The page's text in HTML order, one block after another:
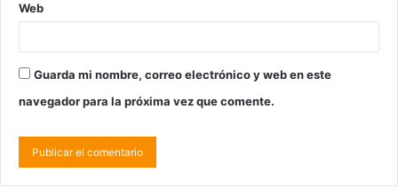
Web
Guarda mi nombre, correo electrónico y web en este
navegador para la próxima vez que comente.